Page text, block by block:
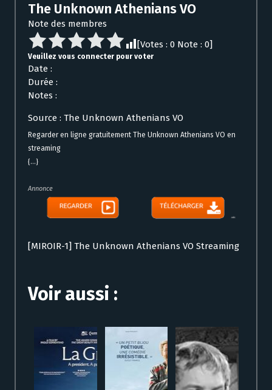
The Unknown Athenians VO
Note des membres
[Votes : 0 Note : 0]
Veuillez vous connecter pour voter
Date :
Durée :
Notes :
Source : The Unknown Athenians VO
Regarder en ligne gratuitement The Unknown Athenians VO en
streaming
{...}
Annonce
[MIROIR-1] The Unknown Athenians VO Streaming
Voir aussi :